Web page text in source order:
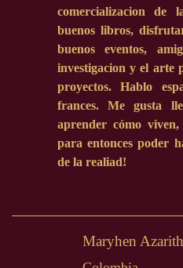
comercializacion de
buenos libros,
buenos eventos,
investigacion y el arte
proyectos. Hablo
frances. Me gusta
aprender cómo
para entonces poder
de la realiad!
Maryhen